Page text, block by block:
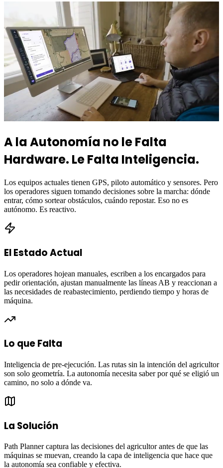
A la Autonomía no le Falta
Hardware. Le Falta Inteligencia.
Los equipos actuales tienen GPS, piloto automático y sensores. Pero
los operadores siguen tomando decisiones sobre la marcha: dónde
entrar, cómo sortear obstáculos, cuándo repostar. Eso no es
autónomo. Es reactivo.
El Estado Actual
Los operadores hojean manuales, escriben a los encargados para
pedir orientación, ajustan manualmente las líneas AB y reaccionan a
las necesidades de reabastecimiento, perdiendo tiempo y horas de
máquina.
Lo que Falta
Inteligencia de pre-ejecución. Las rutas sin la intención del agricultor
son solo geometría. La autonomía necesita saber por qué se eligió un
camino, no solo a dónde va.
La Solución
Path Planner captura las decisiones del agricultor antes de que las
máquinas se muevan, creando la capa de inteligencia que hace que
la autonomía sea confiable y efectiva.